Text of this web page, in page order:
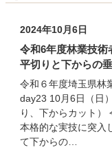
2024年10月6日
令和6年度林業技術
平切りと下からの
令和６年度埼玉県林
day23 10月6日（日
り、下からカット）
本格的な実技に突入
て下からの…